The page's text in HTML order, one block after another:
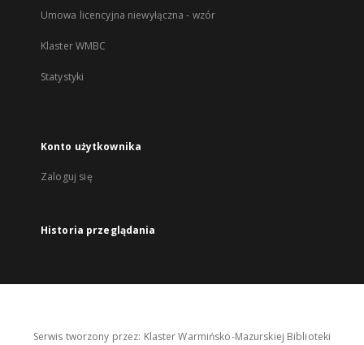
Umowa licencyjna niewyłączna - wzór
Klaster WMBC
Statystyki
Konto użytkownika
Zaloguj się
Historia przeglądania
Serwis tworzony przez: Klaster Warmińsko-Mazurskiej Biblioteki